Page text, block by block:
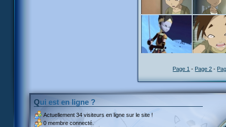
Page 1 - Page 2 -
Qui est en ligne ?
Actuellement 34 visiteurs en ligne sur le site !
0 membre connecté.